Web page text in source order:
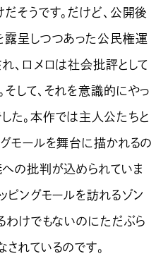
そうです。だけど、公開後
露呈しつつあった公民権運
、ロメロは社会批評として
して、それを意識的にやっ
した。本作では主人公たちと
モールを舞台に描かれるの
の批判が込められていま
ピングモールを訪れるゾン
わけでもないのにただぶら
れているのです。